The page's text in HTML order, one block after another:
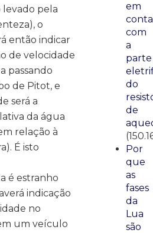
levado pela
o
então indicar
de velocidade
passando
de Pitot, e
será a
da água
relação à
É isto
é estranho
indicação
no
um veículo
em
com
a
parte
do
de
Por
que
as
fases
da
Lua
são